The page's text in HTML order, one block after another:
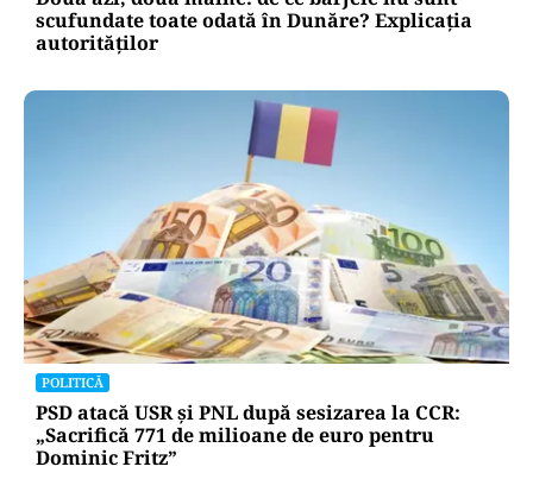
scufundate toate odată în Dunăre? Explicația
autorităților
POLITICĂ
PSD atacă USR și PNL după sesizarea la CCR:
„Sacrifică 771 de milioane de euro pentru
Dominic Fritz”